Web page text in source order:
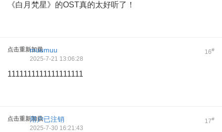
《白月梵星》的OST真的太好听了！
点击重新加载 16#
muumuu
2025-7-21 13:06:28
1111111111111111111
点击重新加载 17#
用户已注销
2025-7-30 16:21:43